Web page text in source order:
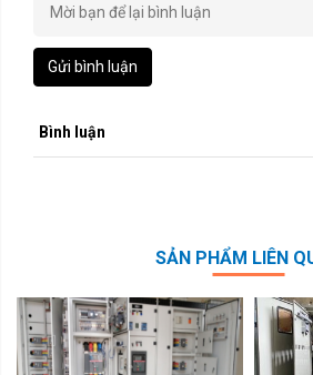
Gửi bình luận
Bình luận
SẢN PHẨM LIÊN